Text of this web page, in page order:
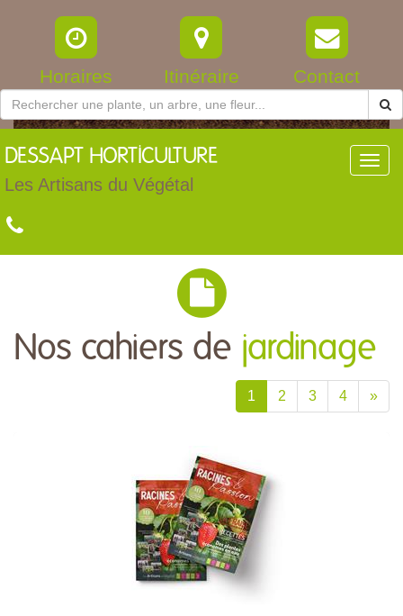
Horaires Itinéraire Contact
DESSAPT HORTICULTURE
Les Artisans du Végétal
Nos cahiers de jardinage
1 2 3 4 »